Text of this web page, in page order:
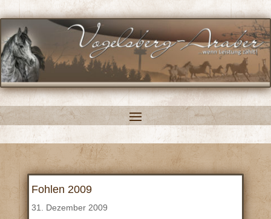
Fohlen 2009
31. Dezember 2009